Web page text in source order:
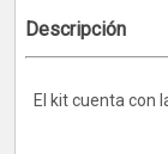
Descripción
El kit cuenta con